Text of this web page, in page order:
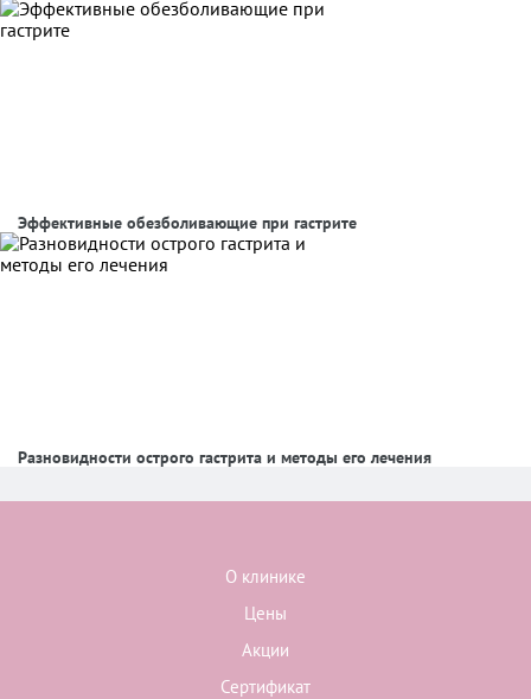
Эффективные обезболивающие при гастрите
Разновидности острого гастрита и методы его лечения
О клинике
Цены
Акции
Сертификат